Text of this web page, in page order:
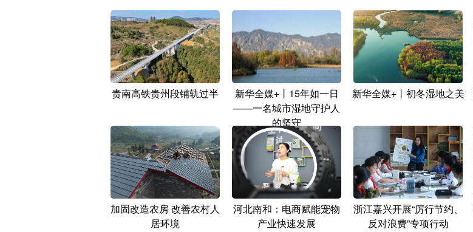
贵南高铁贵州段铺轨过半
新华全媒+丨15年如一日
——一名城市湿地守护人
的坚守
新华全媒+丨初冬湿地之美
加固改造农房 改善农村人
居环境
河北南和：电商赋能宠物
产业快速发展
浙江嘉兴开展“厉行节约、
反对浪费”专项行动